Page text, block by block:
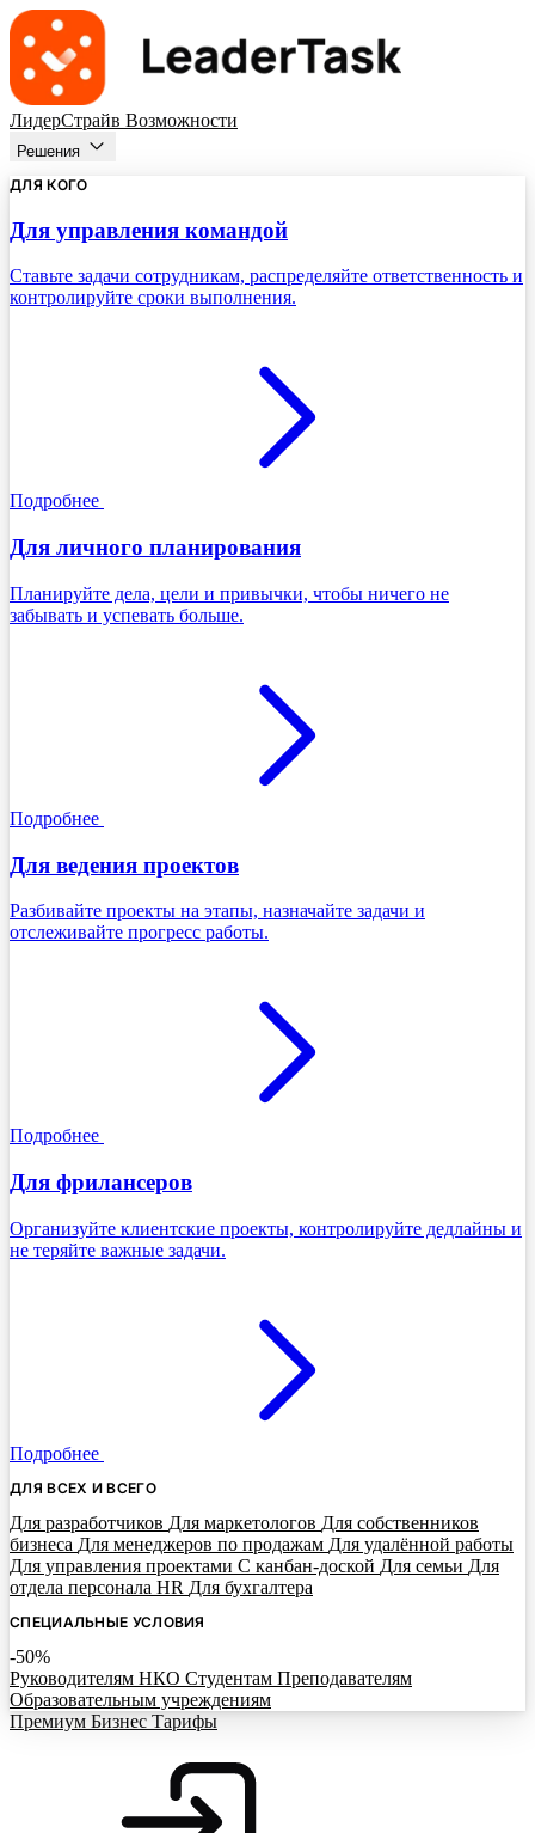
ЛидерСтрайв Возможности
Решения
ДЛЯ КОГО
Для управления командой
Ставьте задачи сотрудникам, распределяйте ответственность и
контролируйте сроки выполнения.
Подробнее
Для личного планирования
Планируйте дела, цели и привычки, чтобы ничего не
забывать и успевать больше.
Подробнее
Для ведения проектов
Разбивайте проекты на этапы, назначайте задачи и
отслеживайте прогресс работы.
Подробнее
Для фрилансеров
Организуйте клиентские проекты, контролируйте дедлайны и
не теряйте важные задачи.
Подробнее
ДЛЯ ВСЕХ И ВСЕГО
Для разработчиков Для маркетологов Для собственников
бизнеса Для менеджеров по продажам Для удалённой работы
Для управления проектами С канбан-доской Для семьи Для
отдела персонала HR Для бухгалтера
СПЕЦИАЛЬНЫЕ УСЛОВИЯ
-50%
Руководителям НКО Студентам Преподавателям
Образовательным учреждениям
Премиум Бизнес Тарифы